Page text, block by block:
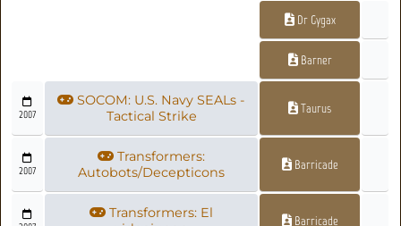
Dr Gygax
Barner
2007
SOCOM: U.S. Navy SEALs -
Tactical Strike
Taurus
2007
Transformers:
Autobots/Decepticons
Barricade
Transformers: El
Barricade